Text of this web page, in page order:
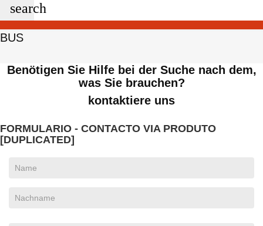
search
BUS
Benötigen Sie Hilfe bei der Suche nach dem,
was Sie brauchen?
kontaktiere uns
FORMULARIO - CONTACTO VIA PRODUTO
[DUPLICATED]